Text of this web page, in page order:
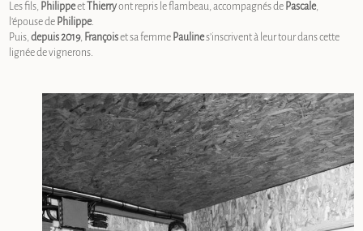
Les fils, Philippeet Thierryont repris le flambeau, accompagnés de Pascale,
l’épouse de Philippe.
Puis,depuis 2019, Françoiset sa femme Paulines’inscrivent à leur tour dans cette
lignée de vignerons.